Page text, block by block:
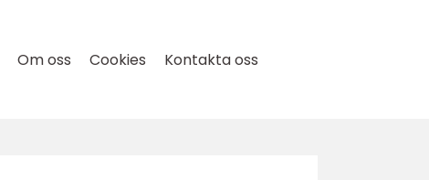
Om oss Cookies Kontakta oss